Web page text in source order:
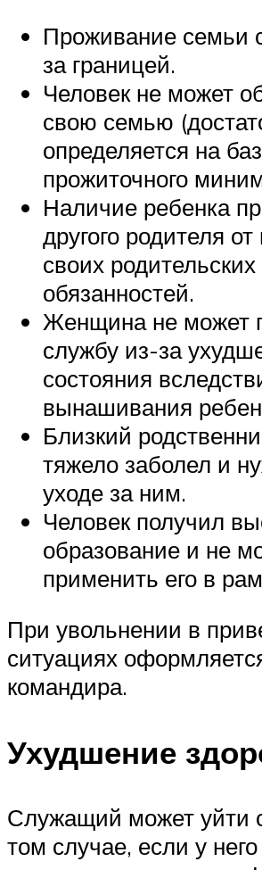
Проживание семьи
за границей.
Человек не может
свою семью
определяется на
прожиточного
Наличие ребенка
другого родителя
своих родительских
обязанностей.
Женщина не может
службу из-за
состояния
вынашивания
Близкий
тяжело заболел и
уходе за ним.
Человек получил
образование и не
применить его в
При увольнении в
ситуациях
командира.
Ухудшение
Служащий может уйти
том случае, если у него